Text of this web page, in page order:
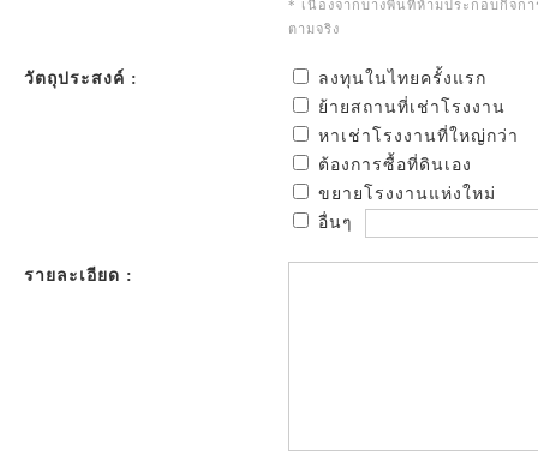
* เนื่องจากบางพื้นที่ห้ามประกอบกิจก
ตามจริง
วัตถุประสงค์ :
ลงทุนในไทยครั้งแรก
ย้ายสถานที่เช่าโรงงาน
หาเช่าโรงงานที่ใหญ่กว่า
ต้องการซื้อที่ดินเอง
ขยายโรงงานแห่งใหม่
อื่นๆ
รายละเอียด :